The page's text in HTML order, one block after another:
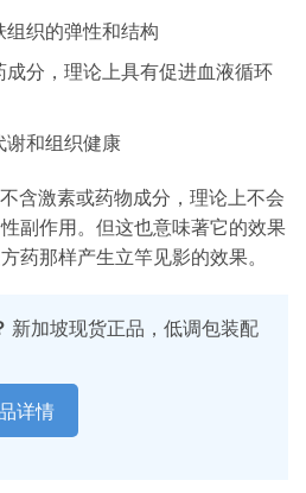
组织的弹性和结构
成分，理论上具有促进血液循环
谢和组织健康
含激素或药物成分，理论上不会
副作用。但这也意味著它的效果
药那样产生立竿见影的效果。
新加坡现货正品，低调包装配
详情